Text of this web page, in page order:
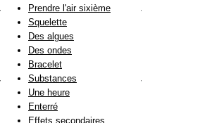
Prendre l'air sixième
Squelette
Des algues
Des ondes
Bracelet
Substances
Une heure
Enterré
Effets secondaires